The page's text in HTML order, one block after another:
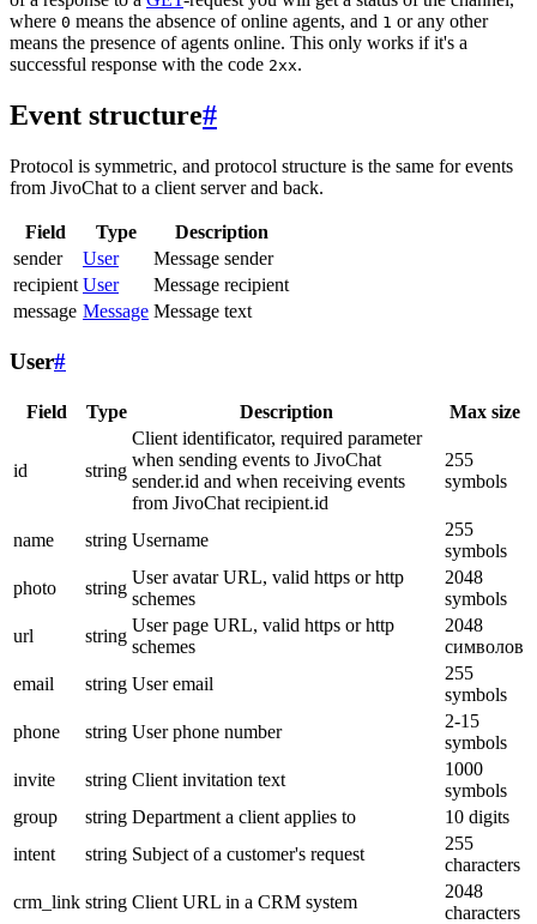
where 0 means the absence of online agents, and 1 or any other
means the presence of agents online. This only works if it's a
successful response with the code 2xx.
Event structure#
Protocol is symmetric, and protocol structure is the same for events
from JivoChat to a client server and back.
Field Type
Description
sender
User
Message sender
recipient User
Message recipient
message Message Message text
User#
Field Type Description Max size
id string
Client identificator, required parameter
when sending events to JivoChat
sender.id and when receiving events
from JivoChat recipient.id
255
symbols
name string Username
255
symbols
photo
string
User avatar URL, valid https or http
schemes
2048
symbols
url
string
User page URL, valid https or http
schemes
2048
символов
email
string User email
255
symbols
phone
string User phone number
2-15
symbols
invite
string Client invitation text
1000
symbols
group
string Department a client applies to
10 digits
intent
string Subject of a customer's request
255
characters
crm_link string Client URL in a CRM system
2048
characters